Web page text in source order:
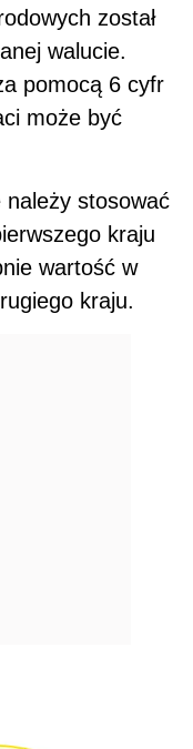
został
walucie.
pomocą 6 cyfr
może być
należy stosować
kraju
wartość w
kraju.